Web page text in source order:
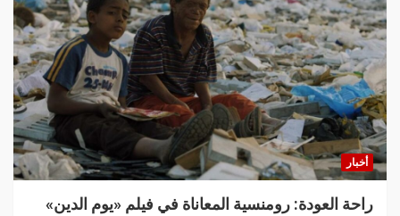
أخبار
راحة العودة: رومنسية المعاناة في فيلم «يوم الدين»